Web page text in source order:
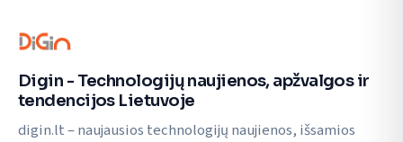
Digin - Technologijų naujienos, apžvalgos ir
tendencijos Lietuvoje
digin.lt – naujausios technologijų naujienos, išsamios